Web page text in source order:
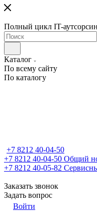
Полный цикл IT-
Каталог
По всему сайту
По каталогу
+7 8212 40-04-50
+7 8212 40-04-50 Общий
+7 8212 40-05-82
Заказать звонок
Задать вопрос
Войти